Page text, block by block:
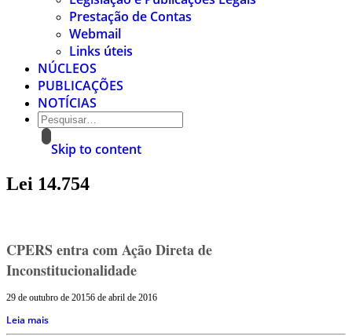
Prestação de Contas
Webmail
Links úteis
NÚCLEOS
PUBLICAÇÕES
NOTÍCIAS
Skip to content
Lei 14.754
CPERS entra com Ação Direta de
Inconstitucionalidade
29 de outubro de 20156 de abril de 2016
Leia mais